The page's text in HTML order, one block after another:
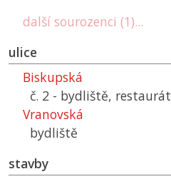
další sourozenci (1)...
ulice
Biskupská
č. 2 - bydliště,
Vranovská
bydliště
stavby